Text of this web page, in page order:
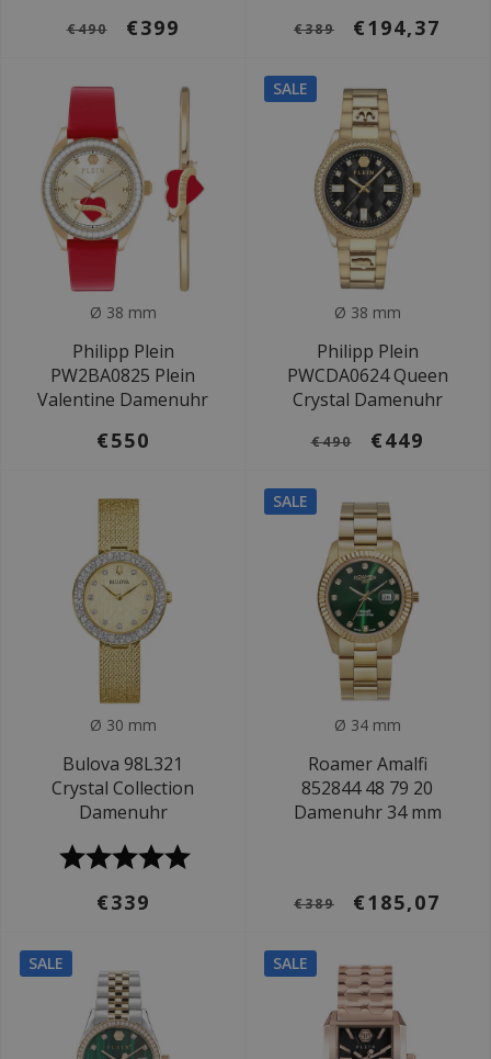
€490 €399 €389 €194,37
Ø 38 mm
Philipp Plein
PW2BA0825 Plein
Valentine Damenuhr
€550
SALE
Ø 38 mm
Philipp Plein
PWCDA0624 Queen
Crystal Damenuhr
€490 €449
Ø 30 mm
Bulova 98L321
Crystal Collection
Damenuhr
€339
SALE
Ø 34 mm
Roamer Amalfi
852844 48 79 20
Damenuhr 34 mm
€389 €185,07
SALE SALE